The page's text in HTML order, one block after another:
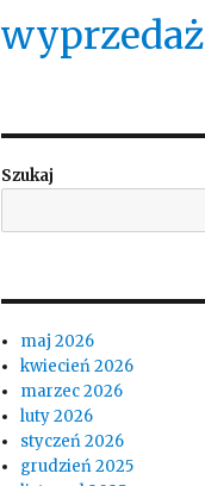
wyprzedaż
Szukaj
maj 2026
kwiecień 2026
marzec 2026
luty 2026
styczeń 2026
grudzień 2025